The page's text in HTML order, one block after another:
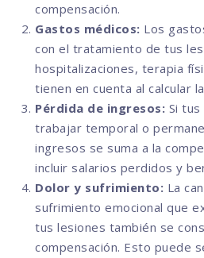
compensación.
Gastos médicos: Los
con el tratamiento de tus
hospitalizaciones, terapia
tienen en cuenta al calcular
Pérdida de ingresos: Si
trabajar temporal o
ingresos se suma a la
incluir salarios perdidos y
Dolor y sufrimiento: La
sufrimiento emocional que
tus lesiones también se
compensación. Esto puede